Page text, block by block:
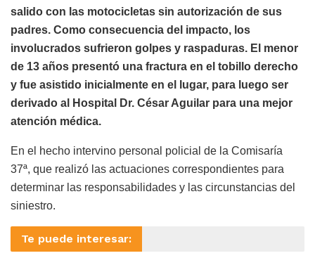
salido con las motocicletas sin autorización de sus
padres. Como consecuencia del impacto, los
involucrados sufrieron golpes y raspaduras. El menor
de 13 años presentó una fractura en el tobillo derecho
y fue asistido inicialmente en el lugar, para luego ser
derivado al Hospital Dr. César Aguilar para una mejor
atención médica.
En el hecho intervino personal policial de la Comisaría
37ª, que realizó las actuaciones correspondientes para
determinar las responsabilidades y las circunstancias del
siniestro.
Te puede interesar: